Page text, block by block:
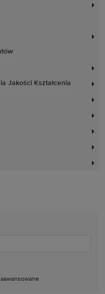
Jakości Kształcenia